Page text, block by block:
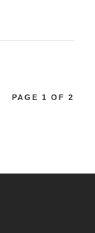
PAGE 1 OF 2